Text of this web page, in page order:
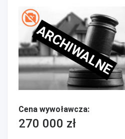
ARCHIWALNE
Cena wywoławcza:
270 000 zł